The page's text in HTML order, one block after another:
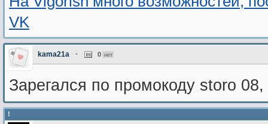
VK
kama21a • 0 нет
Зарегался по промокоду storo
!